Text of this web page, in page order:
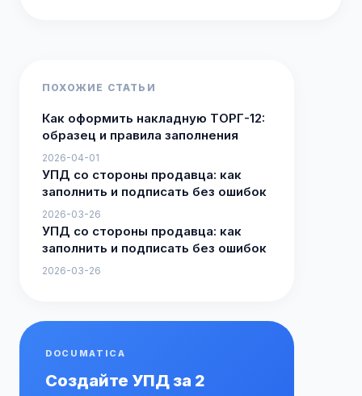
ПОХОЖИЕ СТАТЬИ
Как оформить накладную ТОРГ-12:
образец и правила заполнения
2026-04-01
УПД со стороны продавца: как
заполнить и подписать без ошибок
2026-03-26
УПД со стороны продавца: как
заполнить и подписать без ошибок
2026-03-26
DOCUMATICA
Создайте УПД за 2